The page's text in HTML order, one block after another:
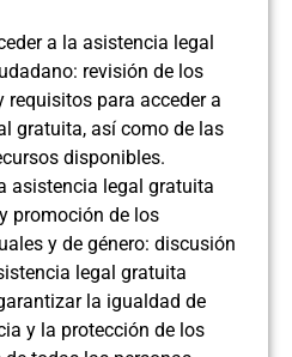
a la asistencia legal
revisión de los
requisitos para acceder a
gratuita, así como de las
disponibles.
asistencia legal gratuita
promoción de los
y de género: discusión
legal gratuita
la igualdad de
y la protección de los